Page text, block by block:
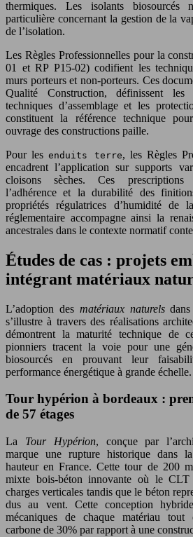
thermiques. Les isolants biosourcés
particulière concernant la gestion de la
de l’isolation.
Les Règles Professionnelles pour la
01 et RP P15-02) codifient les
murs porteurs et non-porteurs. Ces
Qualité Construction, définissent les
techniques d’assemblage et les
constituent la référence technique
ouvrage des constructions paille.
Pour les enduits terre, les Règles
encadrent l’application sur supports
cloisons sèches. Ces prescriptions
l’adhérence et la durabilité des
propriétés régulatrices d’humidité de
réglementaire accompagne ainsi la
ancestrales dans le contexte normatif
Études de cas : projets
intégrant matériaux
L’adoption des matériaux naturelsdans
s’illustre à travers des réalisations
démontrent la maturité technique de
pionniers tracent la voie pour une
biosourcés en prouvant leur
performance énergétique à grande échelle.
Tour hypérion à bordeaux :
de 57 étages
La Tour Hypérion, conçue par
marque une rupture historique dans
hauteur en France. Cette tour de 200
mixte bois-béton innovante où le CLT
charges verticales tandis que le béton
dus au vent. Cette conception
mécaniques de chaque matériau tout
carbone de 30% par rapport à une